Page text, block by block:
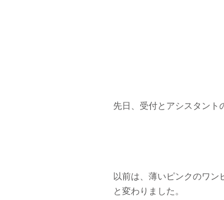
先日、受付とアシスタント
以前は、薄いピンクのワン
と変わりました。